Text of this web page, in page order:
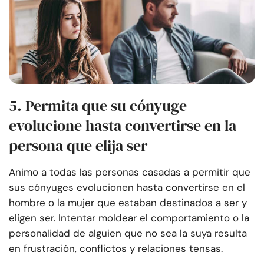
5. Permita que su cónyuge
evolucione hasta convertirse en la
persona que elija ser
Animo a todas las personas casadas a permitir que
sus cónyuges evolucionen hasta convertirse en el
hombre o la mujer que estaban destinados a ser y
eligen ser. Intentar moldear el comportamiento o la
personalidad de alguien que no sea la suya resulta
en frustración, conflictos y relaciones tensas.